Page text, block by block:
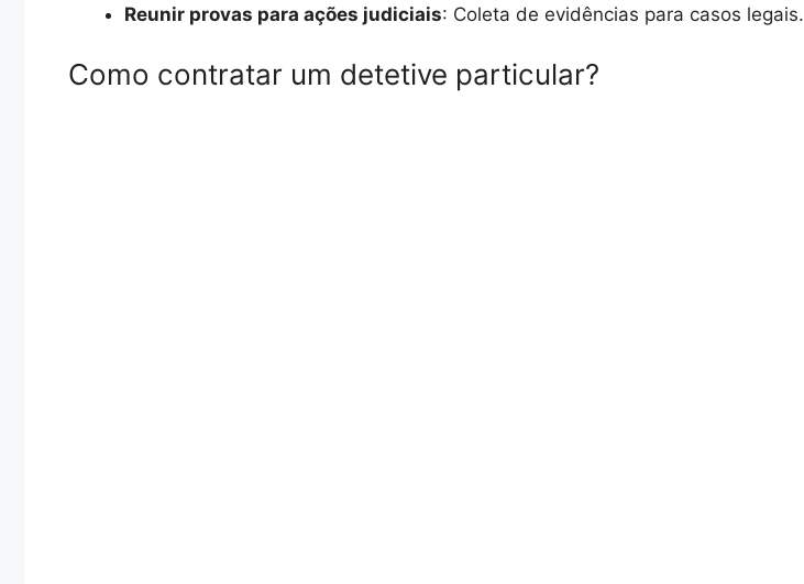
Reunir provas para ações judiciais: Coleta de evidências para casos legais.
Como contratar um detetive particular?